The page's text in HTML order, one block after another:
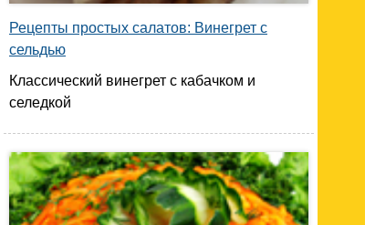
Рецепты простых салатов: Винегрет с
сельдью
Классический винегрет с кабачком и
селедкой